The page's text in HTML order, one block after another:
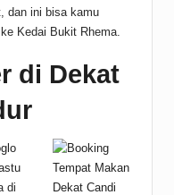
dan ini bisa kamu
Kedai Bukit Rhema.
di Dekat
di